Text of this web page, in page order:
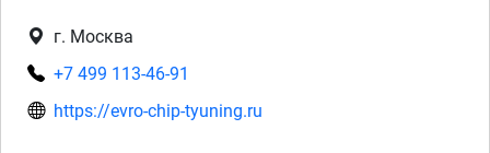
г. Москва
+7 499 113-46-91
https://evro-chip-tyuning.ru